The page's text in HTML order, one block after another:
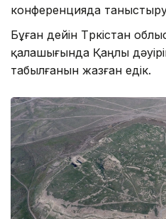
конференцияда
Бұған дейін Түркістан
қалашығында Қаңлы
табылғанын жазған едік.